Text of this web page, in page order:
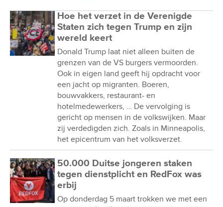
Hoe het verzet in de Verenigde
Staten zich tegen Trump en zijn
wereld keert
Donald Trump laat niet alleen buiten de
grenzen van de VS burgers vermoorden.
Ook in eigen land geeft hij opdracht voor
een jacht op migranten. Boeren,
bouwvakkers, restaurant- en
hotelmedewerkers, … De vervolging is
gericht op mensen in de volkswijken. Maar
zij verdedigden zich. Zoals in Minneapolis,
het epicentrum van het volksverzet.
50.000 Duitse jongeren staken
tegen dienstplicht en RedFox was
erbij
Op donderdag 5 maart trokken we met een